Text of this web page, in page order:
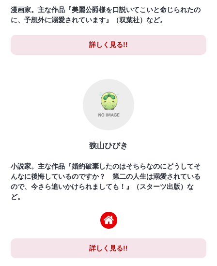
漫画家。主な作品『美麗公爵様を口説いてこいと命じられたの
に、予想外に溺愛されています』（双葉社）など。
詳しく見る!!
狭山ひびき
小説家。主な作品『婚約破棄したのはそちらなのにどうしてそ
んなに後悔しているのですか？ 第二の人生は溺愛されている
ので、今さら追いかけられましても！』（スターツ出版）な
ど。
詳しく見る!!